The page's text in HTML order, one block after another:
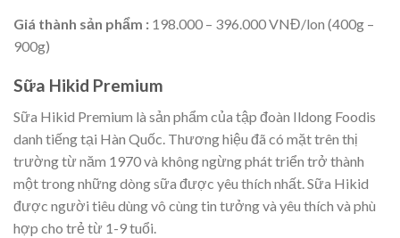
Giá thành sản phẩm : 198.000 – 396.000 VNĐ/lon (400g –
900g)
Sữa Hikid Premium
Sữa Hikid Premium là sản phẩm của tập đoàn Ildong Foodis
danh tiếng tại Hàn Quốc. Thương hiệu đã có mặt trên thị
trường từ năm 1970 và không ngừng phát triển trở thành
một trong những dòng sữa được yêu thích nhất. Sữa Hikid
được người tiêu dùng vô cùng tin tưởng và yêu thích và phù
hợp cho trẻ từ 1-9 tuổi.